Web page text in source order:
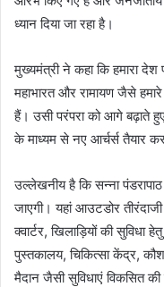
ध्यान दिया जा रहा है।
मुख्यमंत्री ने कहा कि हमारा देश
महाभारत और रामायण जैसे
हैं। उसी परंपरा को आगे बढ़ाते
के माध्यम से नए आर्चर्स तैयार
उल्लेखनीय है कि सन्ना
जाएगी। यहां आउटडोर
क्वार्टर, खिलाड़ियों की सुविधा
पुस्तकालय, चिकित्सा केंद्र,
मैदान जैसी सुविधाएं विकसित की